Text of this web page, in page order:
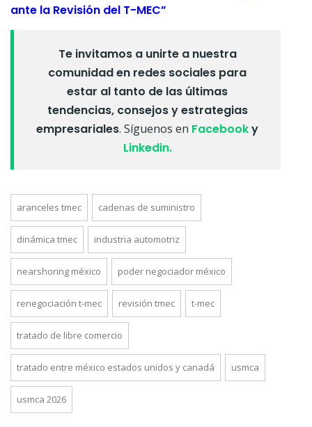
ante la Revisión del T-MEC”
Te invitamos a unirte a nuestra
comunidad en redes sociales para
estar al tanto de las últimas
tendencias, consejos y estrategias
empresariales. Síguenos en Facebooky
Linkedin.
aranceles tmec cadenas de suministro
dinámica tmec industria automotriz
nearshoring méxico poder negociador méxico
renegociación t-mec revisión tmec t-mec
tratado de libre comercio
tratado entre méxico estados unidos y canadá usmca
usmca 2026